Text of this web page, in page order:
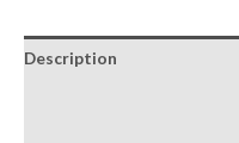
Description